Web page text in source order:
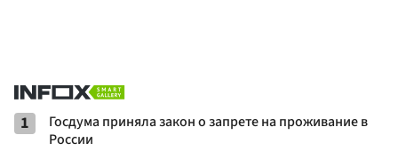
1
Госдума приняла закон о запрете на проживание в
России